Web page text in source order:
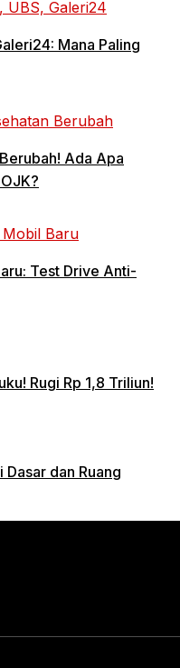
Mana Paling
Ada Apa
Test Drive Anti-
Rugi Rp 1,8 Triliun!
dan Ruang